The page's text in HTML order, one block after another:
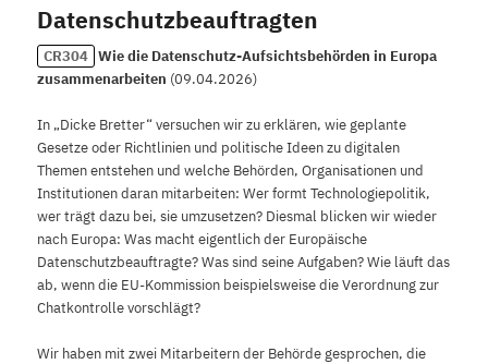
Datenschutzbeauftragten
CR304 Wie die Datenschutz-Aufsichtsbehörden in Europa
zusammenarbeiten (09.04.2026)
In „Dicke Bretter“ versuchen wir zu erklären, wie geplante
Gesetze oder Richtlinien und politische Ideen zu digitalen
Themen entstehen und welche Behörden, Organisationen und
Institutionen daran mitarbeiten: Wer formt Technologiepolitik,
wer trägt dazu bei, sie umzusetzen? Diesmal blicken wir wieder
nach Europa: Was macht eigentlich der Europäische
Datenschutzbeauftragte? Was sind seine Aufgaben? Wie läuft das
ab, wenn die EU-Kommission beispielsweise die Verordnung zur
Chatkontrolle vorschlägt?
Wir haben mit zwei Mitarbeitern der Behörde gesprochen, die